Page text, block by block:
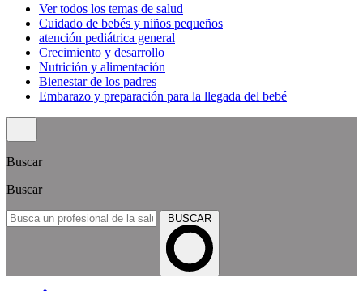
Ver todos los temas de salud
Cuidado de bebés y niños pequeños
atención pediátrica general
Crecimiento y desarrollo
Nutrición y alimentación
Bienestar de los padres
Embarazo y preparación para la llegada del bebé
Buscar
Buscar
BUSCAR